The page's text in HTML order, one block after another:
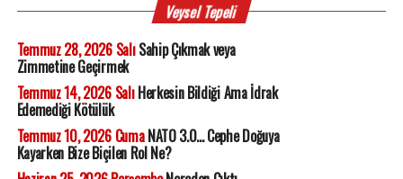
Veysel Tepeli
Temmuz 28, 2026 SalıSahip Çıkmak veya
Zimmetine Geçirmek
Temmuz 14, 2026 SalıHerkesin Bildiği Ama İdrak
Edemediği Kötülük
Temmuz 10, 2026 CumaNATO 3.0... Cephe Doğuya
Kayarken Bize Biçilen Rol Ne?